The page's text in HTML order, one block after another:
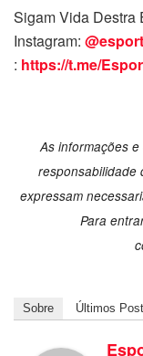
Sigam Vida Destra
Instagram:
: https://t.me/
As informações
responsabilidade
expressam
Para
Sobre Últimos